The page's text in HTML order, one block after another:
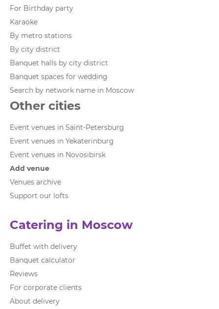
For Birthday party
Karaoke
By metro stations
By city district
Banquet halls by city district
Banquet spaces for wedding
Search by network name in Moscow
Other cities
Event venues in Saint-Petersburg
Event venues in Yekaterinburg
Event venues in Novosibirsk
Add venue
Venues archive
Support our lofts
Catering in Moscow
Buffet with delivery
Banquet calculator
Reviews
For corporate clients
About delivery